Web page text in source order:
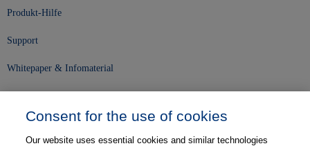
Produkt-Hilfe
Support
Whitepaper & Infomaterial
Consent for the use of cookies
Our website uses essential cookies and similar technologies